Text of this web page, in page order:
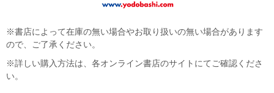
※書店によって在庫の無い場合やお取り扱いの無い場合があります
ので、ご了承ください。
※詳しい購入方法は、各オンライン書店のサイトにてご確認くださ
い。